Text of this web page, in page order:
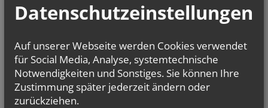
dem Ast gehalten hat./// Vielleicht kommt
auch bei uns ab und zu eine Versuchung im
aufzugeben, weil die Schwierigkeiten so
groß erscheinen. Wenn wir es aber so
machen, was bleibt uns dann?
Datenschutzeinstellungen
Auf unserer Webseite werden Cookies verwendet
für Social Media, Analyse, systemtechnische
Notwendigkeiten und Sonstiges. Sie können Ihre
Zustimmung später jederzeit ändern oder
zurückziehen.